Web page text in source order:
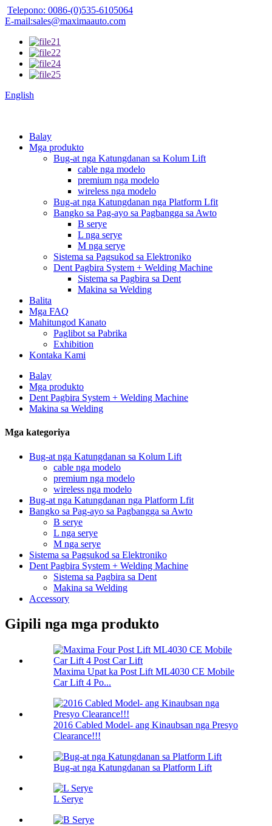
Telepono: 0086-(0)535-6105064
E-mail:sales@maximaauto.com
English
Balay
Mga produkto
Bug-at nga Katungdanan sa Kolum Lift
cable nga modelo
premium nga modelo
wireless nga modelo
Bug-at nga Katungdanan nga Platform Lfit
Bangko sa Pag-ayo sa Pagbangga sa Awto
B serye
L nga serye
M nga serye
Sistema sa Pagsukod sa Elektroniko
Dent Pagbira System + Welding Machine
Sistema sa Pagbira sa Dent
Makina sa Welding
Balita
Mga FAQ
Mahitungod Kanato
Paglibot sa Pabrika
Exhibition
Kontaka Kami
Balay
Mga produkto
Dent Pagbira System + Welding Machine
Makina sa Welding
Mga kategoriya
Bug-at nga Katungdanan sa Kolum Lift
cable nga modelo
premium nga modelo
wireless nga modelo
Bug-at nga Katungdanan nga Platform Lfit
Bangko sa Pag-ayo sa Pagbangga sa Awto
B serye
L nga serye
M nga serye
Sistema sa Pagsukod sa Elektroniko
Dent Pagbira System + Welding Machine
Sistema sa Pagbira sa Dent
Makina sa Welding
Accessory
Gipili nga mga produkto
Maxima Upat ka Post Lift ML4030 CE Mobile
Car Lift 4 Po...
2016 Cabled Model- ang Kinaubsan nga Presyo
Clearance!!!
Bug-at nga Katungdanan sa Platform Lift
L Serye